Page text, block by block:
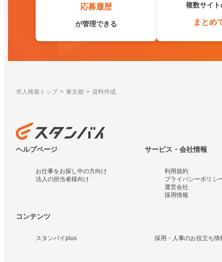
応募履歴
が管理できる
複数サイ
まとめ
求人検索トップ 東京都 資料作成
ヘルプページ
お仕事をお探し中の方向け
法人の担当者様向け
サービス・会社情報
利用規約
プライバシーポリシ
運営会社
採用情報
コンテンツ
スタンバイplus 採用・人事のお役立ち情